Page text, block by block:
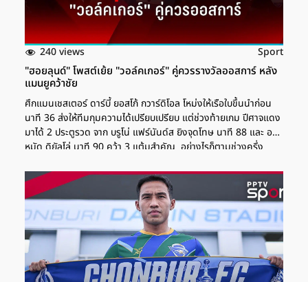
240 views Sport
"ฮอยลุนด์" โพสต์เย้ย "วอล์คเกอร์" คู่ควรรางวัลออสการ์ หลัง
แมนยูคว้าชัย
ศึกแมนเชสเตอร์ ดาร์บี้ ยอสโก้ กวาร์ดิโอล โหม่งให้เรือใบขึ้นนำก่อน
นาที 36 ส่งให้ทีมกุมความได้เปรียบเปรียบ แต่ช่วงท้ายเกม ปีศาจแดง
มาได้ 2 ประตูรวด จาก บรูโน่ แฟร์นันด์ส ยิงจุดโทษ นาที 88 และ อา
หมัด ดิยัลโล่ นาที 90 คว้า 3 แต้มสำคัญ อย่างไรก็ตามช่วงครึ่ง
การใช้ศีรษะชนกัน แต่กัปตันทีมแมนฯซิตี้ กลับแกล้งล้มลงไปทำให้เกิด
เหตุชลมุน สุดท้ายผู้ตัดสินแจกใบเหลืองให้ทั้งคู่ คอนเทนต์แนะนำ
"คีน" เชื่อการย้ายออกส่งผลดีต่อ "แรชฟอร์ด" หลังถูกตัดชื่อเกมชนะ
แมนซิตี้ "อโมริม" ลั่นลูกทีมเชื่อมั่นจนวินาทีสุดท้าย แจงดรอปแรชฟ
อร์ด-การ์นาโช่ เป๊ป ยอมรับตัวเองไม่ดีพอ หลังแมนฯซิตี้ ฟอร์มไม่ฟื้น
เกมพ่ายแมนยู AFP/Paul ELLIS ราสมุส ฮอยลุนด์ โพสต์เย้ย […]